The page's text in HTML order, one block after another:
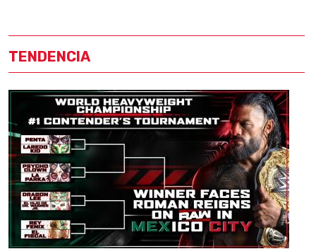
TENDENCIA